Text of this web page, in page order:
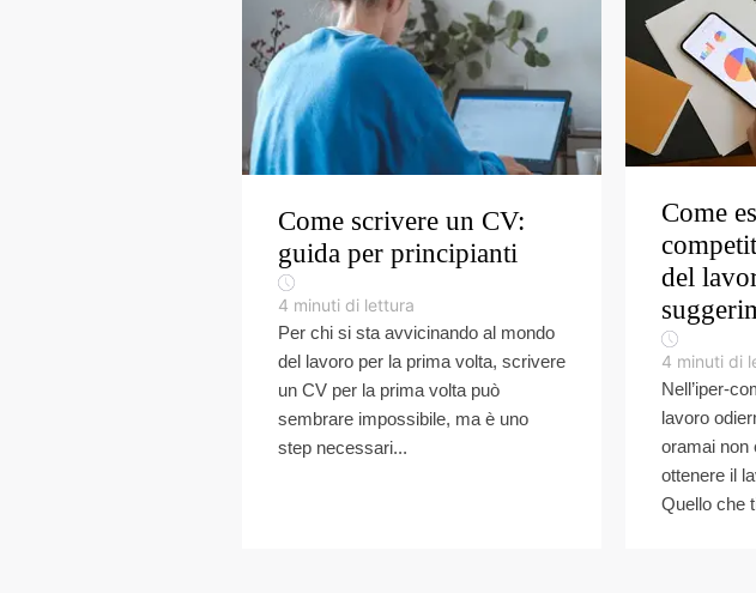
Come scrivere un CV:
guida per principianti
4 minuti di lettura
Per chi si sta avvicinando al mondo
del lavoro per la prima volta, scrivere
un CV per la prima volta può
sembrare impossibile, ma è uno
step necessari...
Come
del
4 minuti di
Nell’iper-
lavoro
oramai non
ottenere il
Quello che